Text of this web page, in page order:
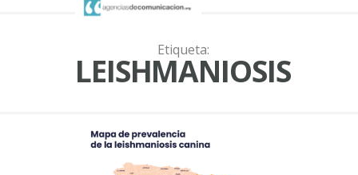
Etiqueta:
LEISHMANIOSIS